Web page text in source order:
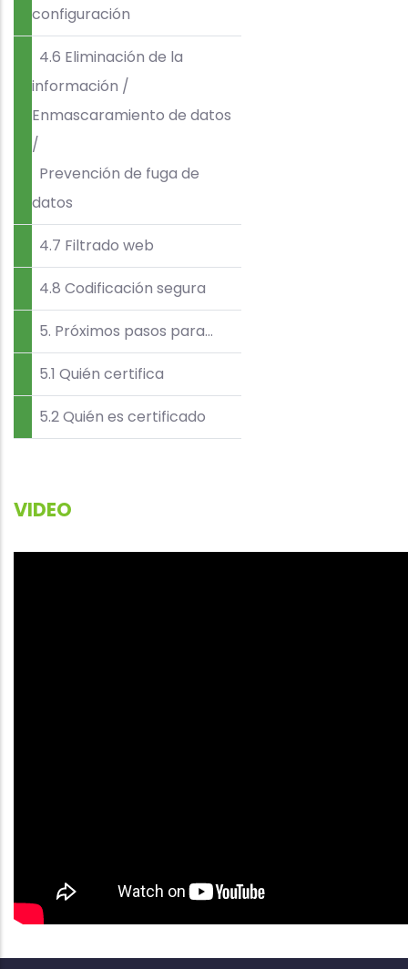
configuración
4.6 Eliminación de la
información /
Enmascaramiento de datos
/
Prevención de fuga de
datos
4.7 Filtrado web
4.8 Codificación segura
5. Próximos pasos para…
5.1 Quién certifica
5.2 Quién es certificado
VIDEO